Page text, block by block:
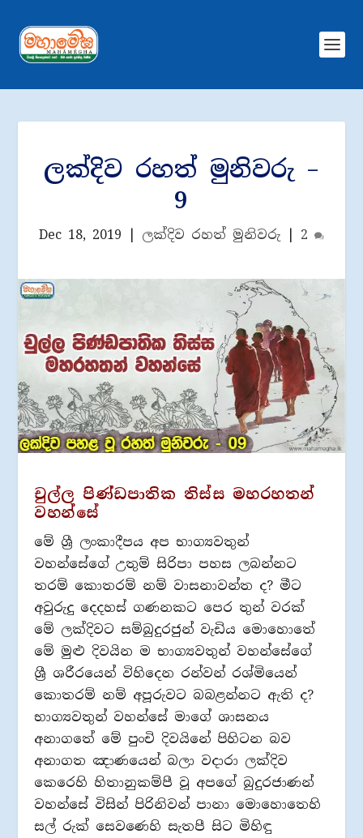
ලක්දිව රහත් මුනිවරු –
9
Dec 18, 2019 ලක්දිව රහත් මුනිවරු 2
චුල්ල පිණ්ඩපාතික තිස්ස මහරහතන්
වහන්සේ
මේ ශ්‍රී ලංකාදීපය අප භාග්‍යවතුන්
වහන්සේගේ උතුම් සිරිපා පහස ලබන්නට
තරම් කොතරම් නම් වාසනාවන්ත ද? මීට
අවුරුදු දෙදහස් ගණනකට පෙර තුන් වරක්
මේ ලක්දිවට සම්බුදුරජුන් වැඩිය මොහොතේ
මේ මුළු දිවයින ම භාග්‍යවතුන් වහන්සේගේ
ශ්‍රී ශරීරයෙන් විහිදෙන රන්වන් රශ්මියෙන්
කොතරම් නම් අපූරුවට බබළන්නට ඇති ද?
භාග්‍යවතුන් වහන්සේ මාගේ ශාසනය
අනාගතේ මේ පුංචි දිවයිනේ පිහිටන බව
අනාගත ඤාණයෙන් බලා වදාරා ලක්දිව
කෙරෙහි හිතානුකම්පී වූ අපගේ බුදුරජාණන්
වහන්සේ විසින් පිරිනිවන් පානා මොහොතෙහි
සල් රුක් සෙවණෙහි සැතපී සිට මිහිඳු